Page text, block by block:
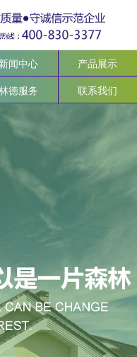
新闻中心 产品展示
德服务 联系我们